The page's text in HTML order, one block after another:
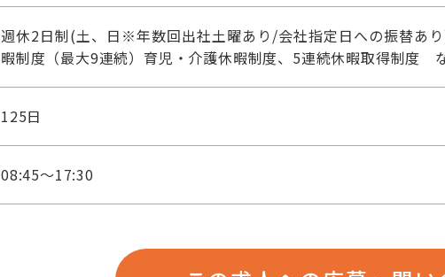
週休2日制(土、日※年数回出社土曜あり/会社指定日への振替あ
暇制度（最大9連続）育児・介護休暇制度、5連続休暇取得制度
125日
08:45～17:30